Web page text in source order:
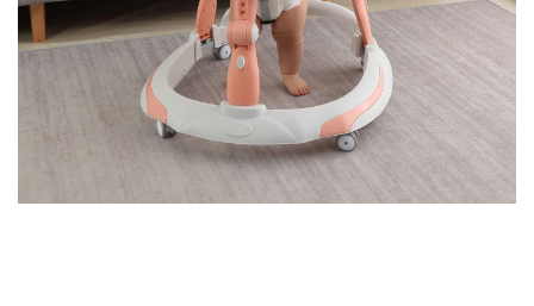
Puzzle
Tablite, Litere si Cifre
Jucarii exterior